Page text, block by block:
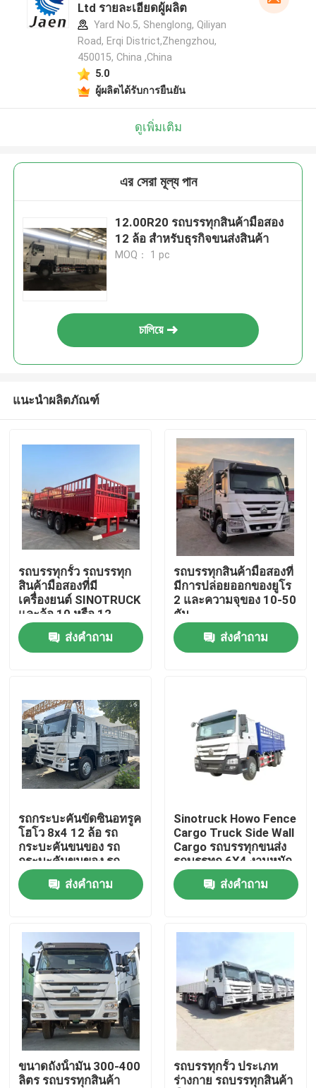
สินค้า
วิดีโอ
เกี่ยวกับเรา
ทัวร์โรงงาน
ควบคุมคุณภาพ
ติดต่อเรา
ขอใบเสนอราคา
รถบรรทุกขยะมือสอง
รถบรรทุกดัมพ์มือสอง
Ltd รายละเอียดผู้ผลิต
Yard No.5, Shenglong, Qiliyan
Road, Erqi District,Zhengzhou,
450015, China ,China
5.0
ผู้ผลิตได้รับการยืนยัน
ดูเพิ่มเติม
এর সেরা মূল্য পান
12.00R20 รถบรรทุกสินค้ามือสอง
12 ล้อ สําหรับธุรกิจขนส่งสินค้า
MOQ： 1 pc
চালিয়ে
แนะนำผลิตภัณฑ์
รถบรรทุกรั้ว รถบรรทุก
สินค้ามือสองที่มี
เครื่องยนต์ SINOTRUCK
และล้อ 10 หรือ 12
ส่งคำถาม
รถบรรทุกสินค้ามือสองที่
มีการปล่อยออกของยูโร
2 และความจุของ 10-50
ตัน
ส่งคำถาม
รถกระบะคันขัดซินอทรูค
โฮโว 8x4 12 ล้อ รถ
กระบะคันขนของ รถ
กระบะคันขนของ รถ
กระบะ
ส่งคำถาม
Sinotruck Howo Fence
Cargo Truck Side Wall
Cargo รถบรรทุกขนส่ง
รถบรรทุก 6X4 งานหนัก
380hp
ส่งคำถาม
ขนาดถังน้ํามัน 300-400
ลิตร รถบรรทุกสินค้า
รถบรรทุกรั้ว ประเภท
ร่างกาย รถบรรทุกสินค้า